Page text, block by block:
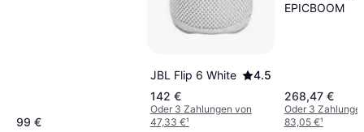
99 €
JBL Flip 6 White
4.5
142 €
Oder 3 Zahlungen von
47,33 €¹
EPICBOOM
268,47 €
Oder 3
83,05 €¹